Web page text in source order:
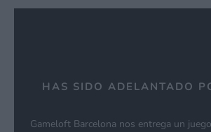
HAS SIDO ADELANTADO
Gameloft Barcelona nos entrega un